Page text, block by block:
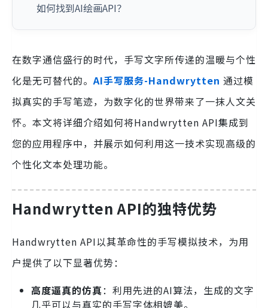
如何找到AI绘画API？
在数字通信盛行的时代，手写文字所传递的温暖与个性
化是无可替代的。AI手写服务-Handwrytten 通过模
拟真实的手写笔迹，为数字化的世界带来了一抹人文关
怀。本文将详细介绍如何将Handwrytten API集成到
您的应用程序中，并展示如何利用这一技术实现高级的
个性化文本处理功能。
Handwrytten API的独特优势
Handwrytten API以其革命性的手写模拟技术，为用
户提供了以下显著优势：
高度逼真的仿真：利用先进的AI算法，生成的文字
几乎可以与真实的手写字体相媲美。